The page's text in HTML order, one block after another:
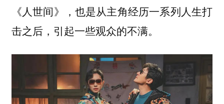
《人世间》，也是从主角经历一系列人生打
击之后，引起一些观众的不满。